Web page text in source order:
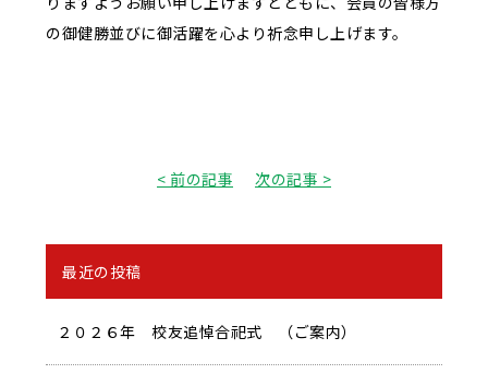
の御健勝並びに御活躍を心より祈念申し上げます。
< 前の記事 次の記事 >
最近の投稿
２０２６年 校友追悼合祀式 （ご案内）